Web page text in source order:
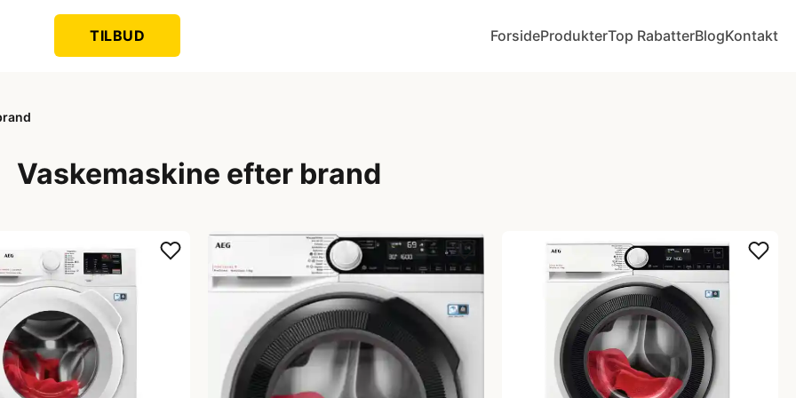
TILBUD ForsideProdukterTop RabatterBlogKontakt
Vaskemaskine efter brand